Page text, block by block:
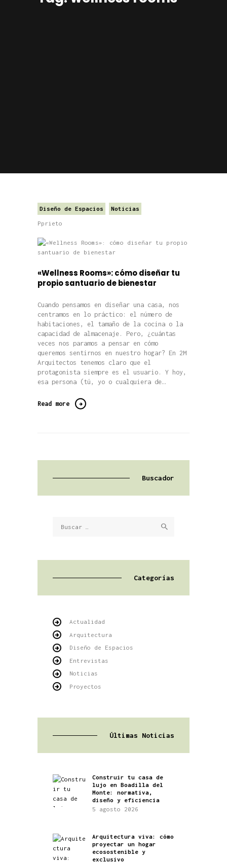
Diseño de Espacios Noticias
Pprieto
«Wellness Rooms»: cómo diseñar tu
propio santuario de bienestar
Cuando pensamos en diseñar una casa, nos
centramos en lo práctico: el número de
habitaciones, el tamaño de la cocina o la
capacidad de almacenaje. Pero, ¿cuántas
veces nos paramos a pensar en cómo
queremos sentirnos en nuestro hogar? En 2M
Arquitectos tenemos claro que el
protagonista siempre es el usuario. Y hoy,
esa persona (tú, yo o cualquiera de…
Read more
Buscador
Categorías
Actualidad
Arquitectura
Diseño de Espacios
Entrevistas
Noticias
Proyectos
Últimas Noticias
Construir tu casa de
lujo en Boadilla del
Monte: normativa,
diseño y eficiencia
5 agosto 2026
Arquitectura viva: cómo
proyectar un hogar
ecosostenible y
exclusivo